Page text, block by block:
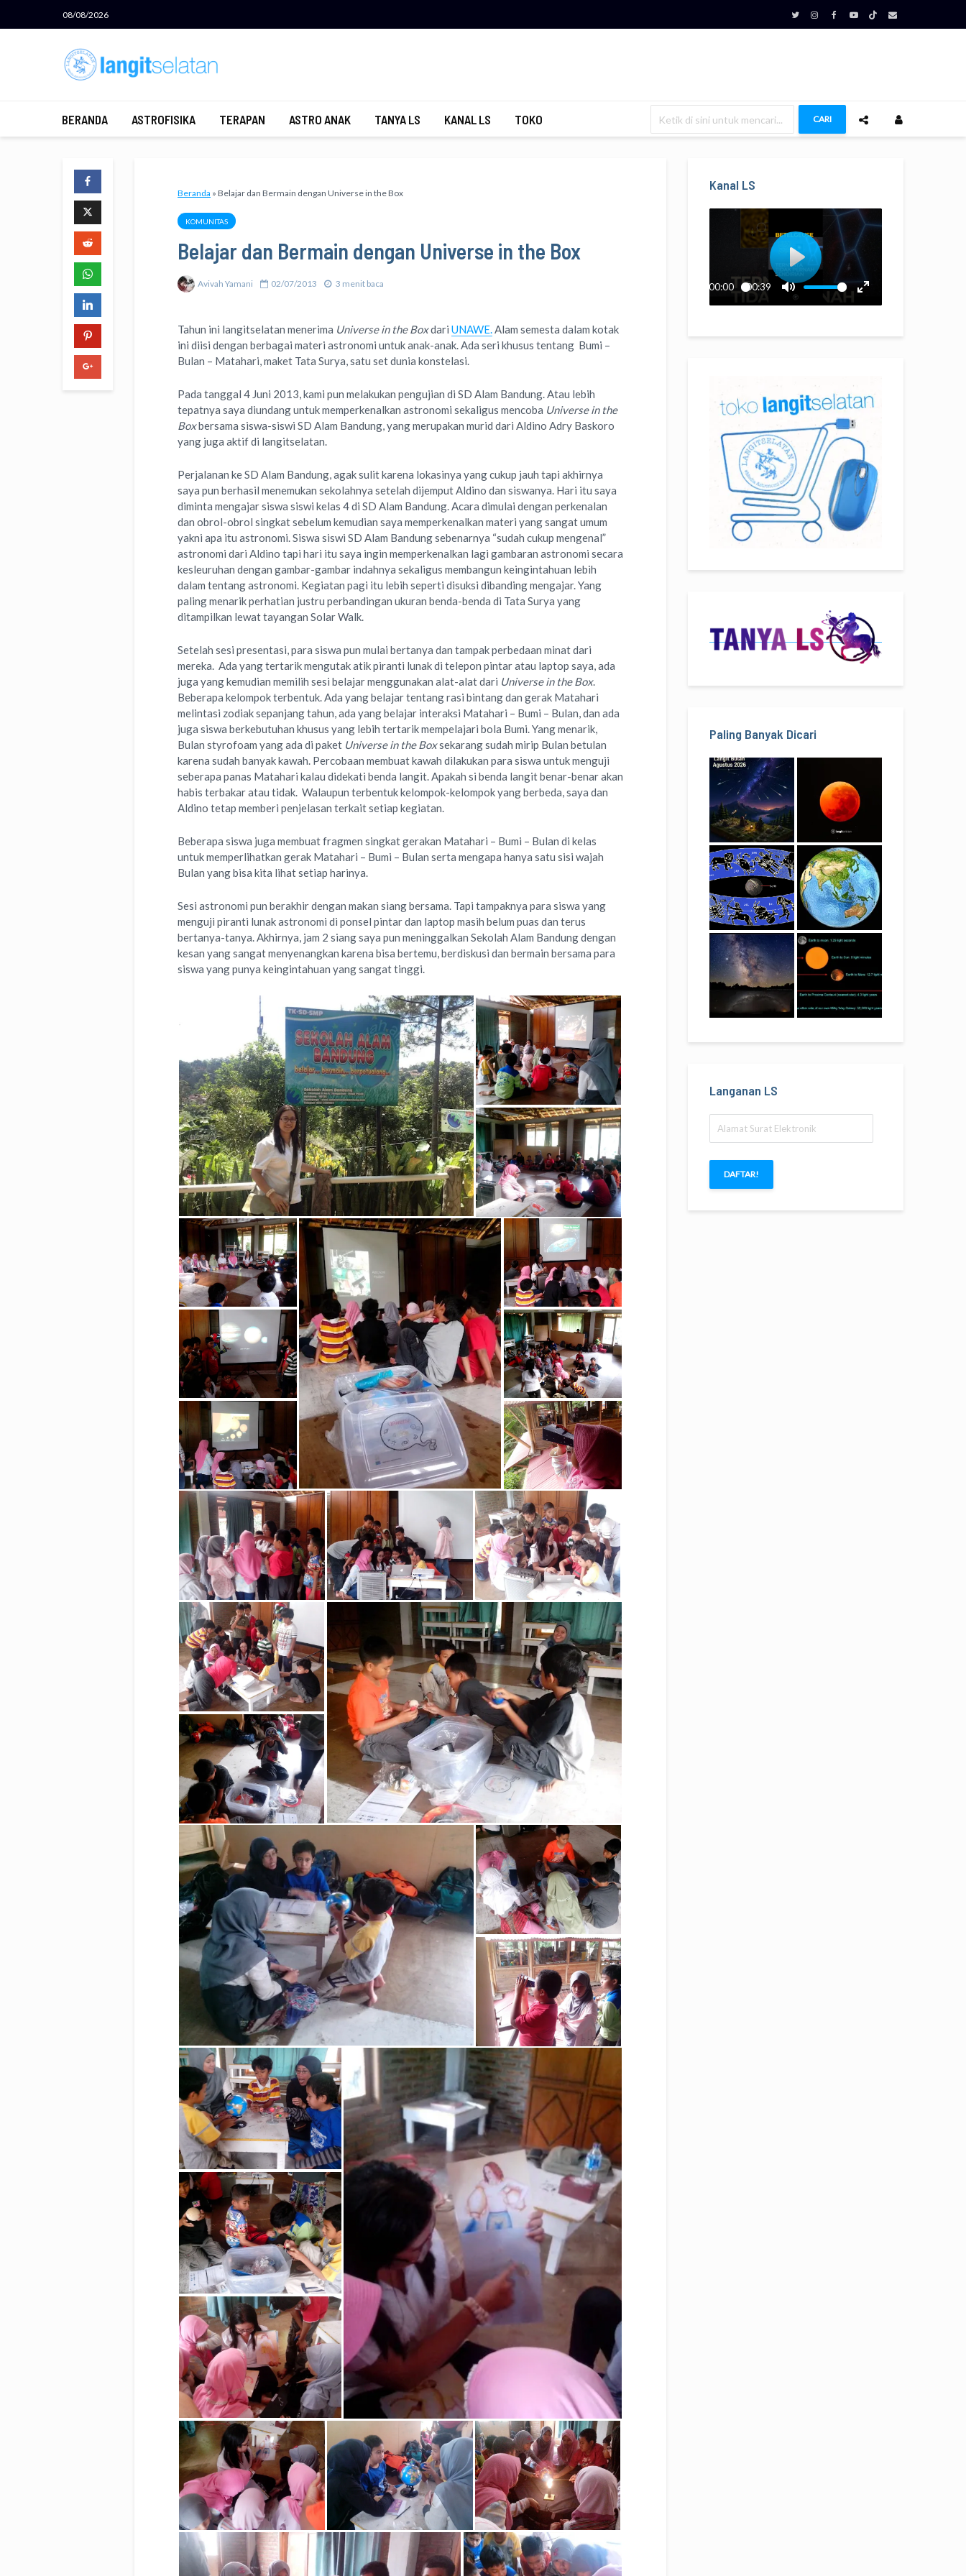
08/08/2026
BERANDA ASTROFISIKA TERAPAN ASTRO ANAK TANYA LS KANAL LS TOKO CARI
Beranda » Belajar dan Bermain dengan Universe in the Box
KOMUNITAS
Belajar dan Bermain dengan Universe in the Box
Avivah Yamani 02/07/2013 3 menit baca
Tahun ini langitselatan menerima Universe in the Boxdari UNAWE.Alam semesta dalam kotak
ini diisi dengan berbagai materi astronomi untuk anak-anak. Ada seri khusus tentang Bumi –
Bulan – Matahari, maket Tata Surya, satu set dunia konstelasi.
Pada tanggal 4 Juni 2013, kami pun melakukan pengujian di SD Alam Bandung. Atau lebih
tepatnya saya diundang untuk memperkenalkan astronomi sekaligus mencoba Universe in the
Boxbersama siswa-siswi SD Alam Bandung, yang merupakan murid dari Aldino Adry Baskoro
yang juga aktif di langitselatan.
Perjalanan ke SD Alam Bandung, agak sulit karena lokasinya yang cukup jauh tapi akhirnya
saya pun berhasil menemukan sekolahnya setelah dijemput Aldino dan siswanya. Hari itu saya
diminta mengajar siswa siswi kelas 4 di SD Alam Bandung. Acara dimulai dengan perkenalan
dan obrol-obrol singkat sebelum kemudian saya memperkenalkan materi yang sangat umum
yakni apa itu astronomi. Siswa siswi SD Alam Bandung sebenarnya “sudah cukup mengenal”
astronomi dari Aldino tapi hari itu saya ingin memperkenalkan lagi gambaran astronomi secara
kesleuruhan dengan gambar-gambar indahnya sekaligus membangun keingintahuan lebih
dalam tentang astronomi. Kegiatan pagi itu lebih seperti disuksi dibanding mengajar. Yang
paling menarik perhatian justru perbandingan ukuran benda-benda di Tata Surya yang
ditampilkan lewat tayangan Solar Walk.
Setelah sesi presentasi, para siswa pun mulai bertanya dan tampak perbedaan minat dari
mereka. Ada yang tertarik mengutak atik piranti lunak di telepon pintar atau laptop saya, ada
juga yang kemudian memilih sesi belajar menggunakan alat-alat dari Universe in the Box.
Beberapa kelompok terbentuk. Ada yang belajar tentang rasi bintang dan gerak Matahari
melintasi zodiak sepanjang tahun, ada yang belajar interaksi Matahari – Bumi – Bulan, dan ada
juga siswa berkebutuhan khusus yang lebih tertarik mempelajari bola Bumi. Yang menarik,
Bulan styrofoam yang ada di paket Universe in the Boxsekarang sudah mirip Bulan betulan
karena sudah banyak kawah. Percobaan membuat kawah dilakukan para siswa untuk menguji
seberapa panas Matahari kalau didekati benda langit. Apakah si benda langit benar-benar akan
habis terbakar atau tidak. Walaupun terbentuk kelompok-kelompok yang berbeda, saya dan
Aldino tetap memberi penjelasan terkait setiap kegiatan.
Beberapa siswa juga membuat fragmen singkat gerakan Matahari – Bumi – Bulan di kelas
untuk memperlihatkan gerak Matahari – Bumi – Bulan serta mengapa hanya satu sisi wajah
Bulan yang bisa kita lihat setiap harinya.
Sesi astronomi pun berakhir dengan makan siang bersama. Tapi tampaknya para siswa yang
menguji piranti lunak astronomi di ponsel pintar dan laptop masih belum puas dan terus
bertanya-tanya. Akhirnya, jam 2 siang saya pun meninggalkan Sekolah Alam Bandung dengan
kesan yang sangat menyenangkan karena bisa bertemu, berdiskusi dan bermain bersama para
siswa yang punya keingintahuan yang sangat tinggi.
Kanal LS
Paling Banyak Dicari
Langanan LS
Surat
Elektronik
DAFTAR!